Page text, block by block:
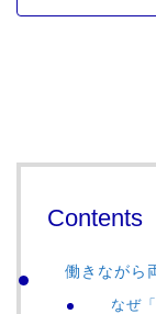
Contents
働きながら
なぜ